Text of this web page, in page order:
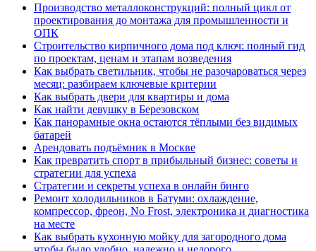
Производство металлоконструкций: полный цикл от
проектирования до монтажа для промышленности и
ОПК
Строительство кирпичного дома под ключ: полный гид
по проектам, ценам и этапам возведения
Как выбрать светильник, чтобы не разочароваться через
месяц: разбираем ключевые критерии
Как выбрать двери для квартиры и дома
Как найти девушку в Березовском
Как панорамные окна остаются тёплыми без видимых
батарей
Арендовать подъёмник в Москве
Как превратить спорт в прибыльный бизнес: советы и
стратегии для успеха
Стратегии и секреты успеха в онлайн бинго
Ремонт холодильников в Батуми: охлаждение,
компрессор, фреон, No Frost, электроника и диагностика
на месте
Как выбрать кухонную мойку для загородного дома